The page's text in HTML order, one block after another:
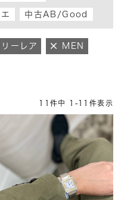
中古AB/Good
ーレア MEN
11 件中 1 - 11 件表示